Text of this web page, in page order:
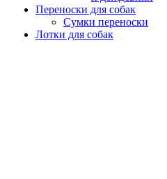
Переноски для собак
Сумки переноски
Лотки для собак